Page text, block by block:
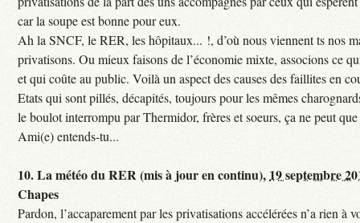
car la soupe est bonne pour eux.
Ah la SNCF, le RER, les hôpitaux... !, d’où nous viennent ts nos
privatisons. Ou mieux faisons de l’économie mixte, associons ce
et qui coûte au public. Voilà un aspect des causes des faillites en
Etats qui sont pillés, décapités, toujours pour les mêmes
le boulot interrompu par Thermidor, frères et soeurs, ça ne peut
Ami(e) entends-tu...
10.La météo du RER (mis à jour en continu), 19 septembre
Chapes
Pardon, l’accaparement par les privatisations accélérées n’a rien à